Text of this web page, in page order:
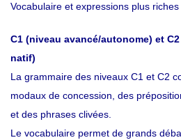
Vocabulaire et expressions plus
C1 (niveau avancé/autonome) et
natif)
La grammaire des niveaux C1 et C2
modaux de concession, des
et des phrases clivées.
Le vocabulaire permet de grands